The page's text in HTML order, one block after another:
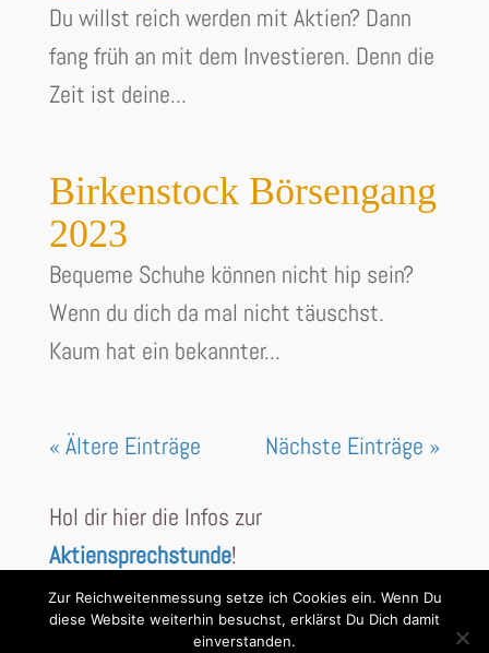
Du willst reich werden mit Aktien? Dann
fang früh an mit dem Investieren. Denn die
Zeit ist deine...
Birkenstock Börsengang
2023
Bequeme Schuhe können nicht hip sein?
Wenn du dich da mal nicht täuschst.
Kaum hat ein bekannter...
« Ältere Einträge Nächste Einträge »
Hol dir hier die Infos zur
Aktiensprechstunde!
Zur Reichweitenmessung setze ich Cookies ein. Wenn Du
diese Website weiterhin besuchst, erklärst Du Dich damit
einverstanden.